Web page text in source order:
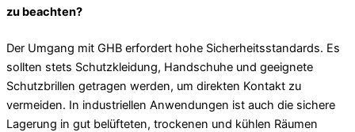
zu beachten?
Der Umgang mit GHB erfordert hohe Sicherheitsstandards. Es
sollten stets Schutzkleidung, Handschuhe und geeignete
Schutzbrillen getragen werden, um direkten Kontakt zu
vermeiden. In industriellen Anwendungen ist auch die sichere
Lagerung in gut belüfteten, trockenen und kühlen Räumen